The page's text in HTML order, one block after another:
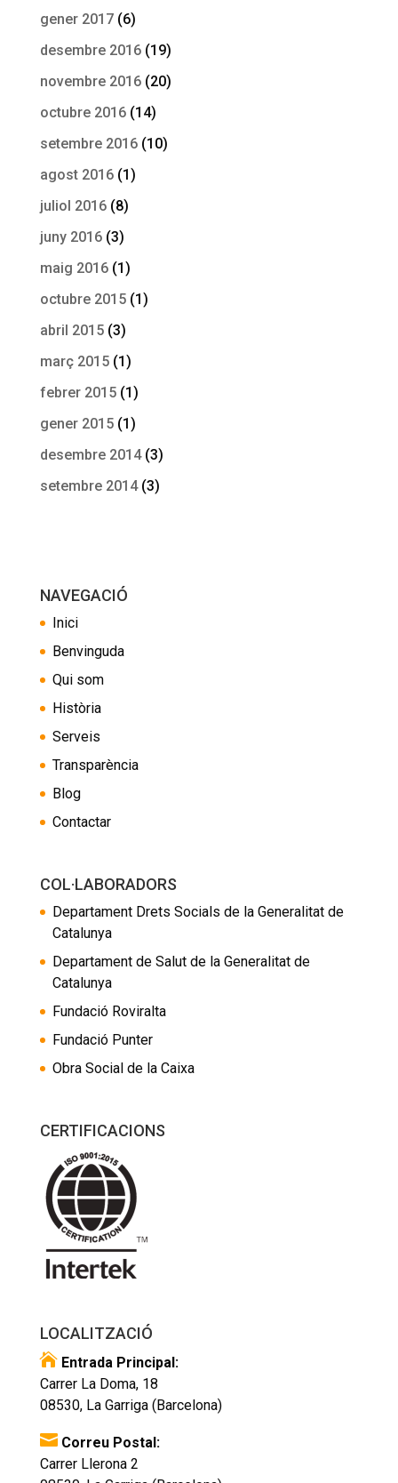
gener 2017(6)
desembre 2016(19)
novembre 2016(20)
octubre 2016(14)
setembre 2016(10)
agost 2016(1)
juliol 2016(8)
juny 2016(3)
maig 2016(1)
octubre 2015(1)
abril 2015(3)
març 2015(1)
febrer 2015(1)
gener 2015(1)
desembre 2014(3)
setembre 2014(3)
NAVEGACIÓ
Inici
Benvinguda
Qui som
Història
Serveis
Transparència
Blog
Contactar
COL·LABORADORS
Departament Drets Socials de la Generalitat de
Catalunya
Departament de Salut de la Generalitat de
Catalunya
Fundació Roviralta
Fundació Punter
Obra Social de la Caixa
CERTIFICACIONS
LOCALITZACIÓ
 Entrada Principal:
Carrer La Doma, 18
08530, La Garriga (Barcelona)
 Correu Postal:
Carrer Llerona 2